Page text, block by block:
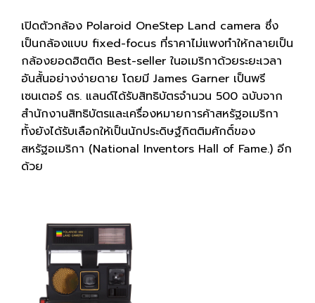
เปิดตัวกล้อง Polaroid OneStep Land camera ซึ่ง
เป็นกล้องแบบ fixed-focus ที่ราคาไม่แพงทำให้กลายเป็น
กล้องยอดฮิตติด Best-seller ในอเมริกาด้วยระยะเวลา
อันสั้นอย่างง่ายดาย โดยมี James Garner เป็นพรี
เซนเตอร์ ดร. แลนด์ได้รับสิทธิบัตรจำนวน 500 ฉบับจาก
สำนักงานสิทธิบัตรและเครื่องหมายการค้าสหรัฐอเมริกา
ทั้งยังได้รับเลือกให้เป็นนักประดิษฐ์กิตติมศักดิ์ของ
สหรัฐอเมริกา (National Inventors Hall of Fame.) อีก
ด้วย